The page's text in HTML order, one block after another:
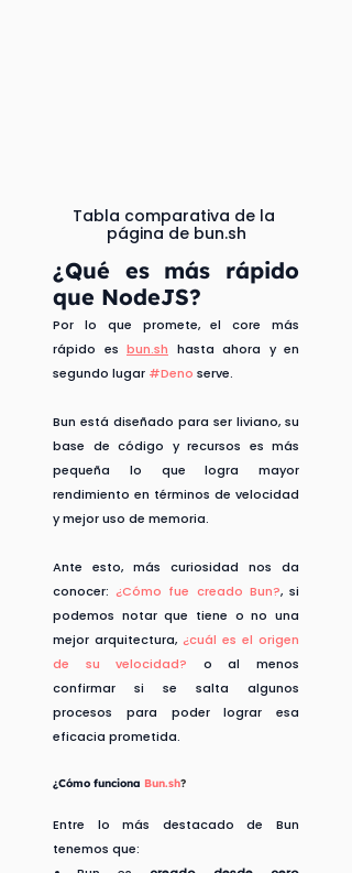
Tabla comparativa de la
página de bun.sh
¿Qué es más rápido
que NodeJS?
Por lo que promete, el core más
rápido es bun.sh hasta ahora y en
segundo lugar #Deno serve.
Bun está diseñado para ser liviano, su
base de código y recursos es más
pequeña lo que logra mayor
rendimiento en términos de velocidad
y mejor uso de memoria.
Ante esto, más curiosidad nos da
conocer: ¿Cómo fue creado Bun?, si
podemos notar que tiene o no una
mejor arquitectura, ¿cuál es el origen
de su velocidad? o al menos
confirmar si se salta algunos
procesos para poder lograr esa
eficacia prometida.
¿Cómo funciona Bun.sh?
Entre lo más destacado de Bun
tenemos que: